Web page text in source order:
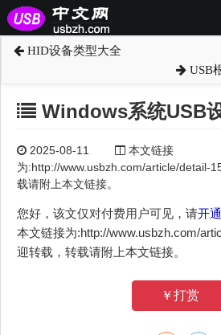
HID设备类型大全
USB
Windows系统USB
2025-08-11
本文链接
为:http://www.usbzh.com/article/detail-
载请附上本文链接。
您好，该文仅对付费用户可见，请开
本文链接为:http://www.usbzh.com/
迎转载，转载请附上本文链接。
￥打赏